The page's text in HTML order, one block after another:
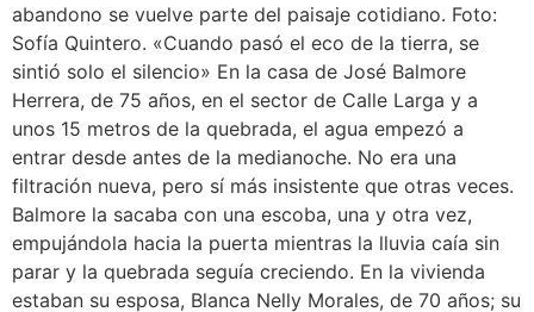
abandono se vuelve parte del paisaje cotidiano. Foto:
Sofía Quintero. «Cuando pasó el eco de la tierra, se
sintió solo el silencio» En la casa de José Balmore
Herrera, de 75 años, en el sector de Calle Larga y a
unos 15 metros de la quebrada, el agua empezó a
entrar desde antes de la medianoche. No era una
filtración nueva, pero sí más insistente que otras veces.
Balmore la sacaba con una escoba, una y otra vez,
empujándola hacia la puerta mientras la lluvia caía sin
parar y la quebrada seguía creciendo. En la vivienda
estaban su esposa, Blanca Nelly Morales, de 70 años; su